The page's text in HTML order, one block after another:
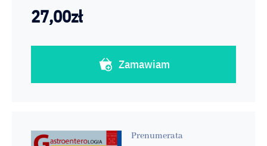
27,00zł
Zamawiam
Prenumerata